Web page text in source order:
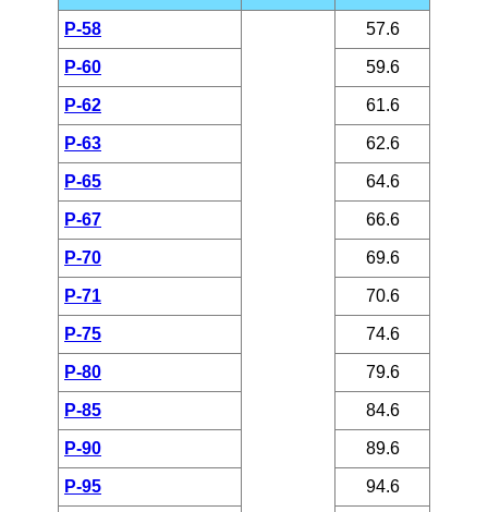
P-58 57.6
P-60 59.6
P-62 61.6
P-63 62.6
P-65 64.6
P-67 66.6
P-70 69.6
P-71 70.6
P-75 74.6
P-80 79.6
P-85 84.6
P-90 89.6
P-95 94.6